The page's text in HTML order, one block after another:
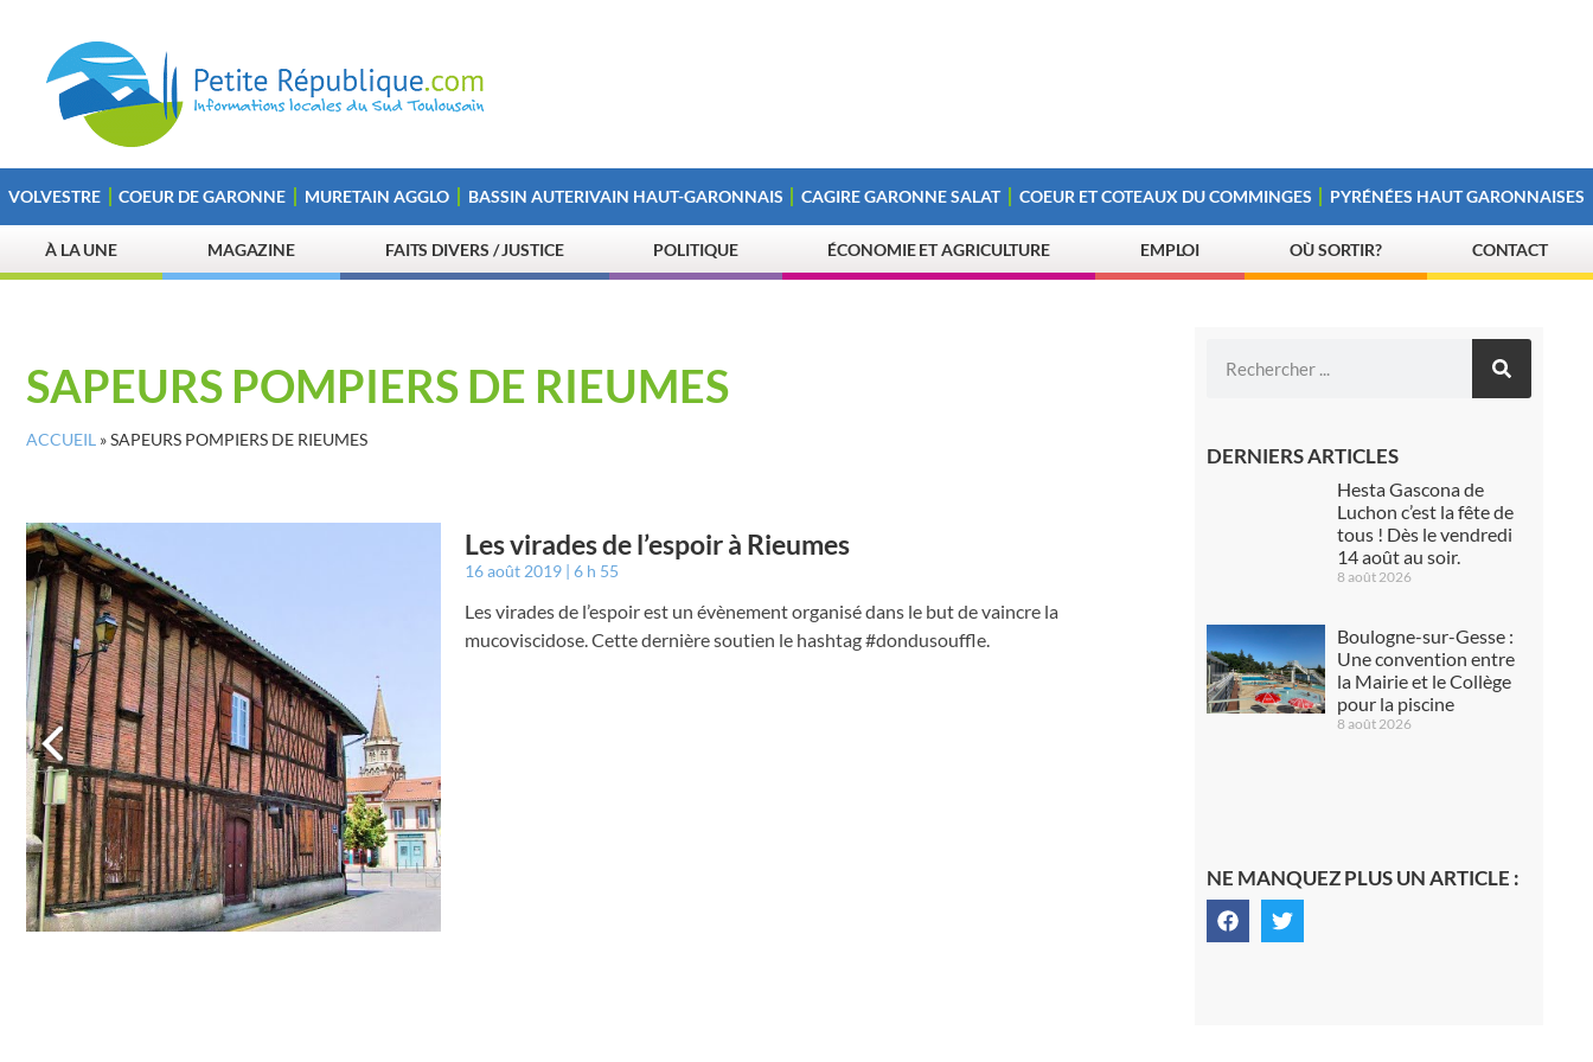
VOLVESTRE COEUR DE GARONNE MURETAIN AGGLO BASSIN AUTERIVAIN HAUT-GARONNAIS CAGIRE GARONNE SALAT COEUR ET COTEAUX DU COMMINGES PYRÉNÉES HAUT GARONNAISES
À LA UNE MAGAZINE FAITS DIVERS / JUSTICE POLITIQUE ÉCONOMIE ET AGRICULTURE EMPLOI OÙ SORTIR? CONTACT
SAPEURS POMPIERS DE RIEUMES
ACCUEIL »SAPEURS POMPIERS DE RIEUMES
Les virades de l’espoir à Rieumes
16 août 2019 6 h 55
Les virades de l’espoir est un évènement organisé dans le but de vaincre la
mucoviscidose. Cette dernière soutien le hashtag #dondusouffle.
DERNIERS ARTICLES
Hesta Gascona de
Luchon c’est la fête de
tous ! Dès le vendredi
14 août au soir.
8 août 2026
Boulogne-sur-Gesse :
Une convention entre
la Mairie et le Collège
pour la piscine
8 août 2026
NE MANQUEZ PLUS UN ARTICLE :